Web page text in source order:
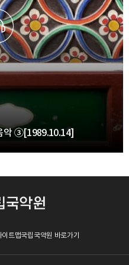
악 ③[1989.10.14]
이트맵국립국악원 바로가기